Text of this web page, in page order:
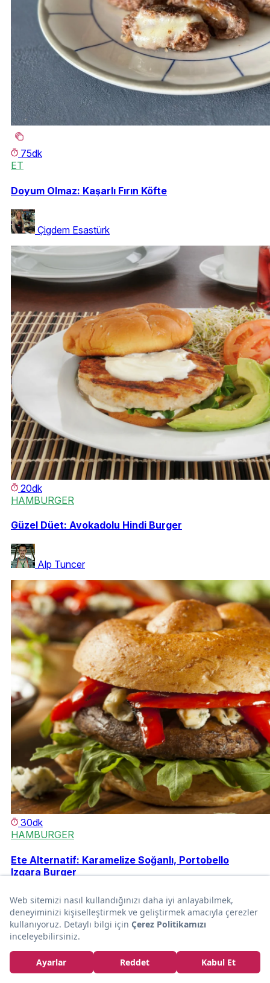
75dk
ET
Doyum Olmaz: Kaşarlı Fırın Köfte
Çigdem Esastürk
20dk
HAMBURGER
Güzel Düet: Avokadolu Hindi Burger
Alp Tuncer
30dk
HAMBURGER
Ete Alternatif: Karamelize Soğanlı, Portobello
Izgara Burger
Alp Tuncer